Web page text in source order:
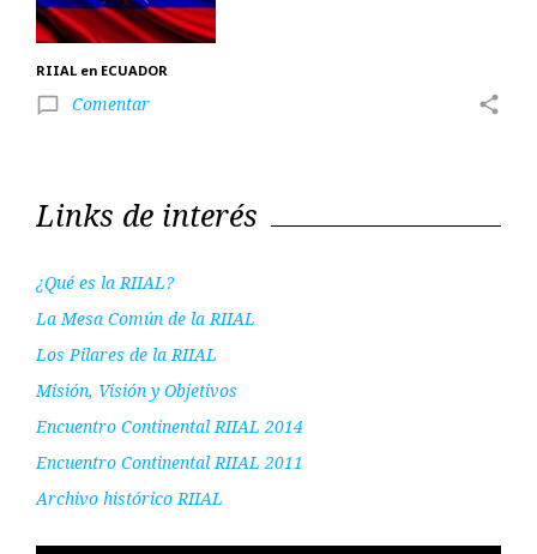
RIIAL en ECUADOR
chat_bubble_outline Comentar share
Links de interés
¿Qué es la RIIAL?
La Mesa Común de la RIIAL
Los Pilares de la RIIAL
Misión, Visión y Objetivos
Encuentro Continental RIIAL 2014
Encuentro Continental RIIAL 2011
Archivo histórico RIIAL